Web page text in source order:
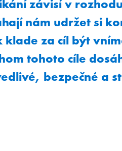
závisí v
nám udržet si
klade za cíl být
tohoto cíle
bezpečné a